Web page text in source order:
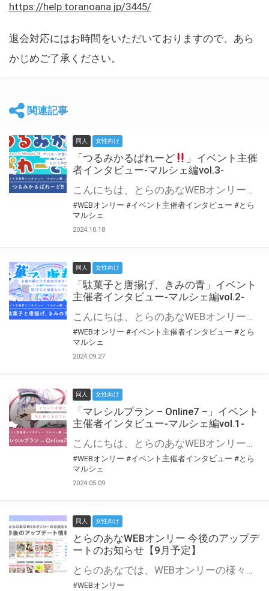
https://help.toranoana.jp/3445/
退会対応にはお時間をいただいておりますので、あら
かじめご了承ください。
関連記事
同人 女性向け
「つるみかるぱれーど
」イベント主催
者インタビュー-マルシェ編vol.3-
こんにちは、とらのあなWEBオンリー運営スタッフです。 新たにお届けする、イベント主催者インタビュー-マルシェ編-は、 とらのあなWEBオンリー「マルシェ」をご利用した主催様に 「マルシェ」を使って開催した感想や心がけをお聞きする企画です。 今回は、WEBオンリー初開催「つるみかるぱれーど
#WEBオンリー #イベント主催者インタビュー #とら
マルシェ
2024.10.18
同人 女性向け
「駄菓子と唐揚げ、きみの青」イベント
主催者インタビュー-マルシェ編vol.2-
こんにちは、とらのあなWEBオンリー運営スタッフです。 新たにお届けする、イベント主催者インタビュー-マルシェ編-は、 とらのあなWEBオンリー「マルシェ」をご利用の主催様に 「マルシェ」を使ってイベントを開催した感想や心がけをお聞きする企画です。 今回は、WEBオンリー初開催「駄菓子と唐揚げ、きみの青」より、 主催のぎこ六屋様にお話を伺いました。 協力：ぎこ六屋様／イベント公式Twitter（@krkgwks） とらのあなWEBオンリー「マルシェ」とは？ WEBオンリーでリアルタイムでコミュニケーションがとれるオンライン会場です。
#WEBオンリー #イベント主催者インタビュー #とら
マルシェ
2024.09.27
同人 女性向け
「マレシルプラン – Online7 –」イベント
主催者インタビュー-マルシェ編vol.1-
こんにちは、とらのあなWEBオンリー運営スタッフです。 新たにお届けする、イベント主催者インタビュー-マルシェ編-は、 とらのあなWEBオンリー「マルシェ」をご利用した主催様に 「マルシェ」を使って開催した感想や心がけをお聞きする企画です。 今回は、WEBオンリー開催7回目迎えた「マレシルプラン – Online7 –」より、 主催の玉川うた様にお話を伺いました。 ▼マレシルプランのインタビュー前回記事 「イベント主催者インタビュー vol.6」はこちら 協力：玉川うた様（マレシルプラン実行委員会 代表）／イベント公式Twitter（@mallesil_plan） とらのあなWEBオンリー「マルシェ」とは？ WEBオンリーでリアルタイムでコミュニケーションがとれるオンライン会場です。
#WEBオンリー #イベント主催者インタビュー #とら
マルシェ
2024.05.09
同人 女性向け
とらのあなWEBオンリー 今後のアップデ
ートのお知らせ【9月予定】
とらのあなでは、WEBオンリーの様々な支援を実施しています。 今回は2021年9月に実装を予定しているアップデート情報についてご紹介いたします。 とらのあなWEBオンリーサイトはこちら
#WEBオンリー